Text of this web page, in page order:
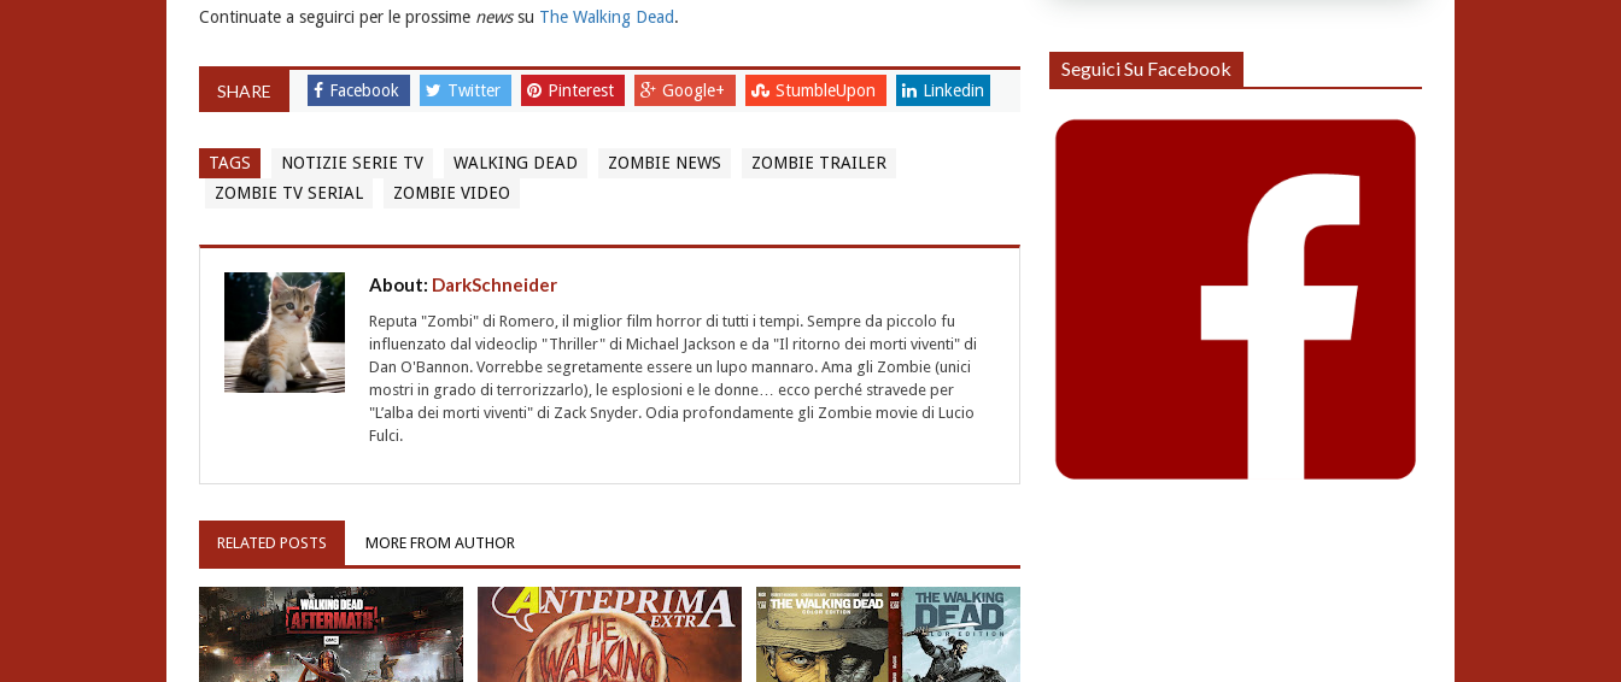
Continuate a seguirci per le prossime newssu The Walking Dead.
SHARE Facebook Twitter Pinterest Google+ StumbleUpon Linkedin
TAGS NOTIZIE SERIE TV WALKING DEAD ZOMBIE NEWS
ZOMBIE TRAILER
ZOMBIE TV SERIAL
ZOMBIE VIDEO
About: DarkSchneider
Reputa "Zombi" di Romero, il miglior film horror di tutti i tempi. Sempre da piccolo fu
influenzato dal videoclip "Thriller" di Michael Jackson e da "Il ritorno dei morti viventi" di
Dan O'Bannon. Vorrebbe segretamente essere un lupo mannaro. Ama gli Zombie (unici
mostri in grado di terrorizzarlo), le esplosioni e le donne… ecco perché stravede per
"L’alba dei morti viventi" di Zack Snyder. Odia profondamente gli Zombie movie di Lucio
Fulci.
RELATED POSTS MORE FROM AUTHOR
Seguici Su Facebook